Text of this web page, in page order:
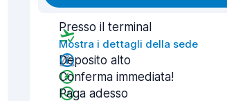
Presso il terminal
Mostra i dettagli della sede
Deposito alto
Conferma immediata!
Paga adesso